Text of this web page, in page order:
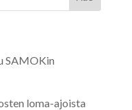
SAMOKin
loma-ajoista